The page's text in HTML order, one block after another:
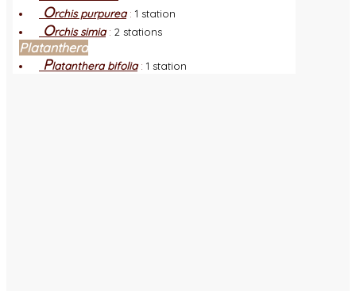
Orchis purpurea: 1 station
Orchis simia: 2 stations
Platanthera
Platanthera bifolia: 1 station